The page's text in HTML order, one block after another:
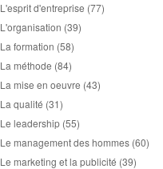
L'esprit d'entreprise (77)
L'organisation (39)
La formation (58)
La méthode (84)
La mise en oeuvre (43)
La qualité (31)
Le leadership (55)
Le management des hommes (60)
Le marketing et la publicité (39)